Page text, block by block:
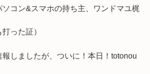
コン&スマホの持ち主、ワンドマユ梶
った証）
しましたが、ついに！本日！totonou